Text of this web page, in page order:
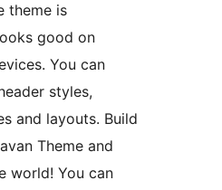
theme is
good on
You can
styles,
and layouts. Build
Theme and
world! You can